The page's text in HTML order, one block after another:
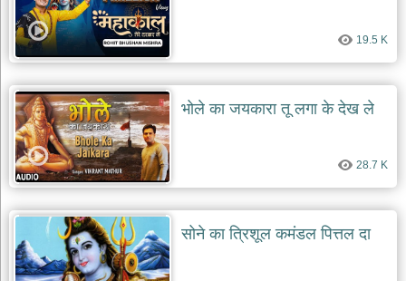
19.5 K
भोले का जयकारा तू लगा के देख ले
28.7 K
सोने का त्रिशूल कमंडल पित्तल दा